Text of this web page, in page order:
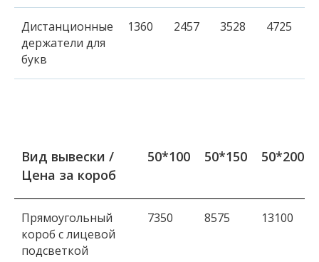
Дистанционные
держатели для
букв
1360 2457 3528 4725
Вид вывески /
Цена за короб
50*100 50*150 50*200
Прямоугольный
короб с лицевой
подсветкой
7350 8575 13100